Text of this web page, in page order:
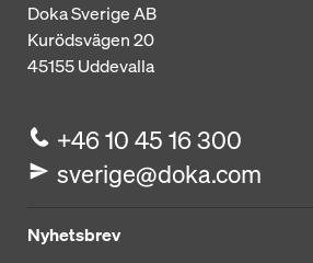
Doka Sverige AB
Kurödsvägen 20
45155Uddevalla
+46 10 45 16 300
sverige@doka.com
Nyhetsbrev